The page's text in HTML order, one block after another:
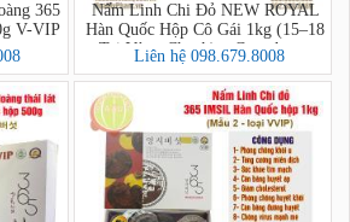
365
V-VIP
Nấm Linh Chi Đỏ NEW ROYAL
Hàn Quốc Hộp Cô Gái 1kg (15–18
Tai Vàng Chanh) – Ganoderma
Lucidum Premium
Liên hệ 098.679.8008